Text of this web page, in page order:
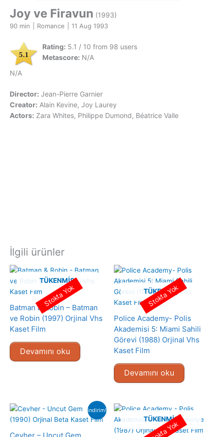
Joy ve Firavun (1993)
90 min Romance 11 Aug 1993
5.1
Rating: 5.1 / 10 from 98 users
Metascore: N/A
N/A
Director: Jean-Pierre Garnier
Creator: Alain Kevine, Joy Laurey
Actors: Zara Whites, Philippe Dumond, Béatrice Valle
İlgili ürünler
TÜKENMIŞ
Batman & Robin – Batman
ve Robin (1997) Orjinal Vhs
Kaset Film
Devamını oku
Stokta Yok TÜKENMIŞ
Police Academy- Polis
Akademisi 5: Miami Sahili
Görevi (1988) Orjinal Vhs
Kaset Film
Devamını oku
Stokta Yok
indirim!
TÜKENMIŞ